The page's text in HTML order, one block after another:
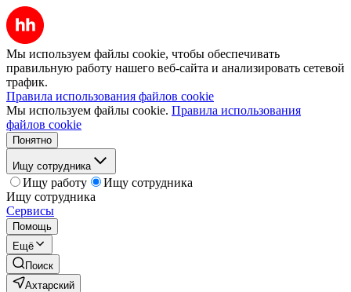
Мы используем файлы cookie, чтобы обеспечивать
правильную работу нашего веб-сайта и анализировать сетевой
трафик.
Правила использования файлов cookie
Мы используем файлы cookie. Правила использования
файлов cookie
Понятно
Ищу сотрудника
Ищу работу
Ищу сотрудника
Ищу сотрудника
Сервисы
Помощь
Ещё
Поиск
Ахтарский